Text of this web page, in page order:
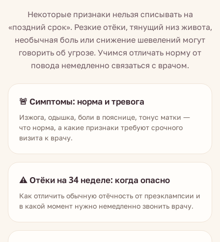
Некоторые признаки нельзя списывать на
«поздний срок». Резкие отёки, тянущий низ живота,
необычная боль или снижение шевелений могут
говорить об угрозе. Учимся отличать норму от
повода немедленно связаться с врачом.
🚨 Симптомы: норма и тревога
Изжога, одышка, боли в пояснице, тонус матки —
что норма, а какие признаки требуют срочного
визита к врачу.
⚠️ Отёки на 34 неделе: когда опасно
Как отличить обычную отёчность от преэклампсии и
в какой момент нужно немедленно звонить врачу.